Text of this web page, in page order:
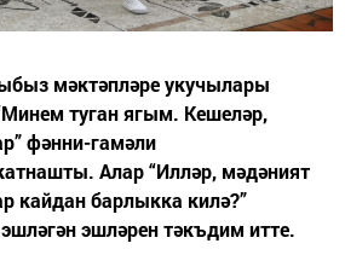
мәктәпләре укучылары
туган ягым. Кешеләр,
фәнни-гамәли
Алар “Илләр, мәдәният
кайдан барлыкка килә?”
эшләрен тәкъдим итте.